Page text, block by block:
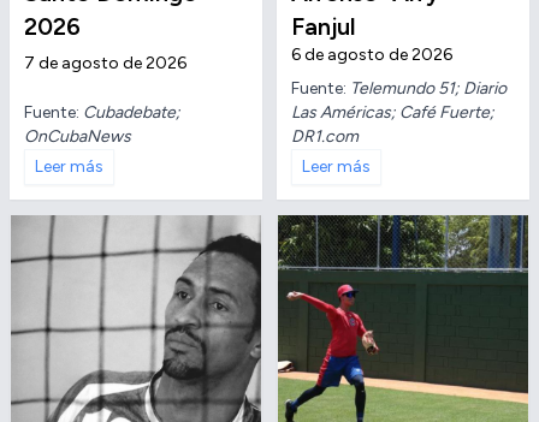
2026
7 de agosto de 2026
Fuente: Cubadebate;
OnCubaNews
Leer más
Fanjul
6 de agosto de 2026
Fuente: Telemundo 51; Diario
Las Américas; Café Fuerte;
DR1.com
Leer más